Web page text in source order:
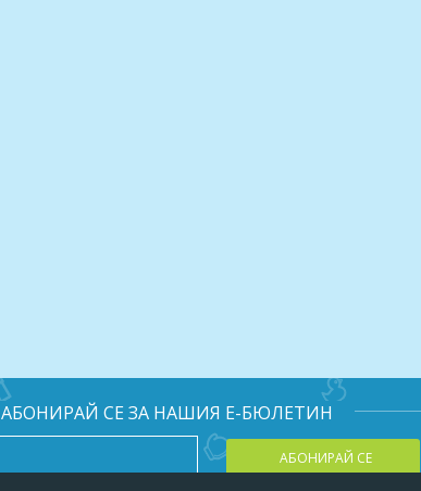
АБОНИРАЙ СЕ ЗА НАШИЯ Е-БЮЛЕТИН
АБОНИРАЙ СЕ